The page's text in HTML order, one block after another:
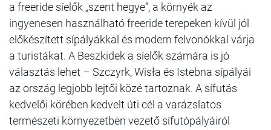
a freeride síelők „szent hegye”, a környék az
ingyenesen használható freeride terepeken kívül jól
előkészített sípályákkal és modern felvonókkal várja
a turistákat. A Beszkidek a síelők számára is jó
választás lehet – Szczyrk, Wisła és Istebna sípályái
az ország legjobb lejtői közé tartoznak. A sífutás
kedvelői körében kedvelt úti cél a varázslatos
természeti környezetben vezető sífutópályáiról